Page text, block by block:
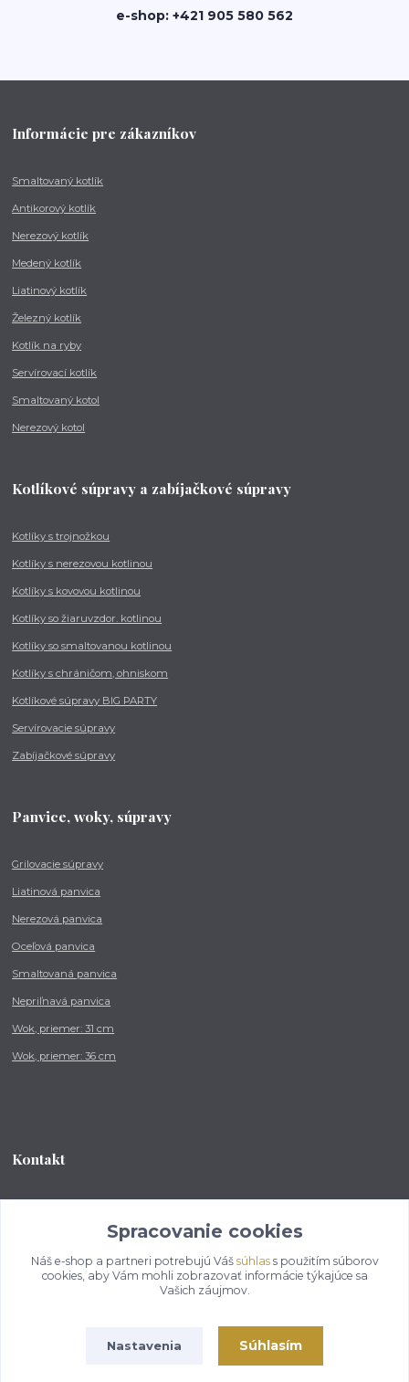
e-shop: +421 905 580 562
Informácie pre zákazníkov
Smaltovaný kotlík
Antikorový kotlík
Nerezový kotlík
Medený kotlík
Liatinový kotlík
Železný kotlík
Kotlík na ryby
Servírovací kotlík
Smaltovaný kotol
Nerezový kotol
Kotlíkové súpravy a zabíjačkové súpravy
Kotlíky s trojnožkou
Kotlíky s nerezovou kotlinou
Kotlíky s kovovou kotlinou
Kotlíky so žiaruvzdor. kotlinou
Kotlíky so smaltovanou kotlinou
Kotlíky s chráničom, ohniskom
Kotlíkové súpravy BIG PARTY
Servírovacie súpravy
Zabíjačkové súpravy
Panvice, woky, súpravy
Grilovacie súpravy
Liatinová panvica
Nerezová panvica
Oceľová panvica
Smaltovaná panvica
Nepriľnavá panvica
Wok, priemer: 31 cm
Wok, priemer: 36 cm
Kontakt
od 8:00 - do 16:00 hod
info@kotlikovesupravy.sk
Spracovanie cookies
Náš e-shop a partneri potrebujú Váš súhlass použitím súborov
cookies, aby Vám mohli zobrazovať informácie týkajúce sa
Vašich záujmov.
Nastavenia Súhlasím